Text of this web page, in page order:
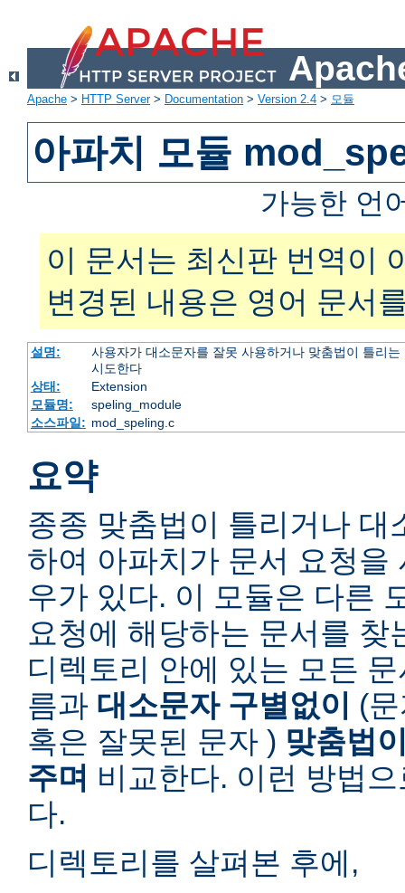
Apache > HTTP Server> Documentation > Version 2.4 > 모듈
아파치 모듈
가능한 언
이 문서는 최신판 번역이
변경된 내용은 영어 문서
설명:
사용자가 대소문자를 잘못 사용하거나 맞춤법이 틀리
시도한다
상태:
Extension
모듈명:
speling_module
소스파일: mod_speling.c
요약
종종 맞춤법이 틀리거나 대
하여 아파치가 문서 요청을
우가 있다. 이 모듈은 다른
요청에 해당하는 문서를 찾
디렉토리 안에 있는 모든
름과 대소문자 구별없이
(
혹은 잘못된 문자 ) 맞춤법
주며 비교한다. 이런 방법
다.
디렉토리를 살펴본 후에,